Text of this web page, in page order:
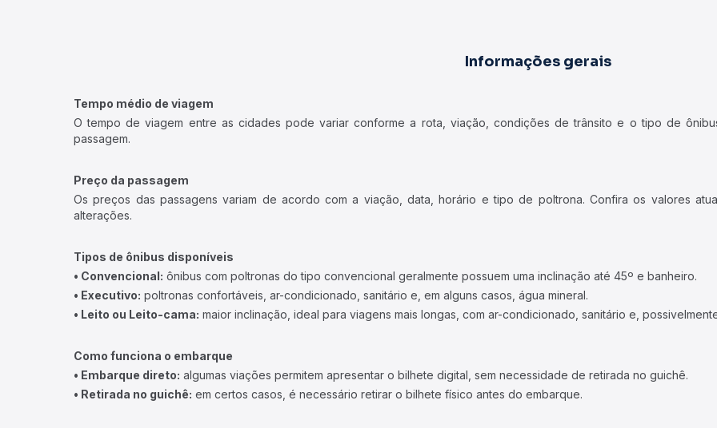
Informações gerais
Tempo médio de viagem
O tempo de viagem entre as cidades pode variar conforme a rota, viação, condições de trânsito e o tipo de
passagem.
Preço da passagem
Os preços das passagens variam de acordo com a viação, data, horário e tipo de poltrona. Confira os valores
alterações.
Tipos de ônibus disponíveis
• Convencional: ônibus com poltronas do tipo convencional geralmente possuem uma inclinação até 45º e banheiro.
• Executivo: poltronas confortáveis, ar-condicionado, sanitário e, em alguns casos, água mineral.
• Leito ou Leito-cama: maior inclinação, ideal para viagens mais longas, com ar-condicionado, sanitário e,
Como funciona o embarque
• Embarque direto: algumas viações permitem apresentar o bilhete digital, sem necessidade de retirada no guichê.
• Retirada no guichê: em certos casos, é necessário retirar o bilhete físico antes do embarque.